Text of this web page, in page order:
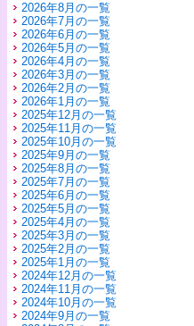
2026年8月の一覧
2026年7月の一覧
2026年6月の一覧
2026年5月の一覧
2026年4月の一覧
2026年3月の一覧
2026年2月の一覧
2026年1月の一覧
2025年12月の一覧
2025年11月の一覧
2025年10月の一覧
2025年9月の一覧
2025年8月の一覧
2025年7月の一覧
2025年6月の一覧
2025年5月の一覧
2025年4月の一覧
2025年3月の一覧
2025年2月の一覧
2025年1月の一覧
2024年12月の一覧
2024年11月の一覧
2024年10月の一覧
2024年9月の一覧